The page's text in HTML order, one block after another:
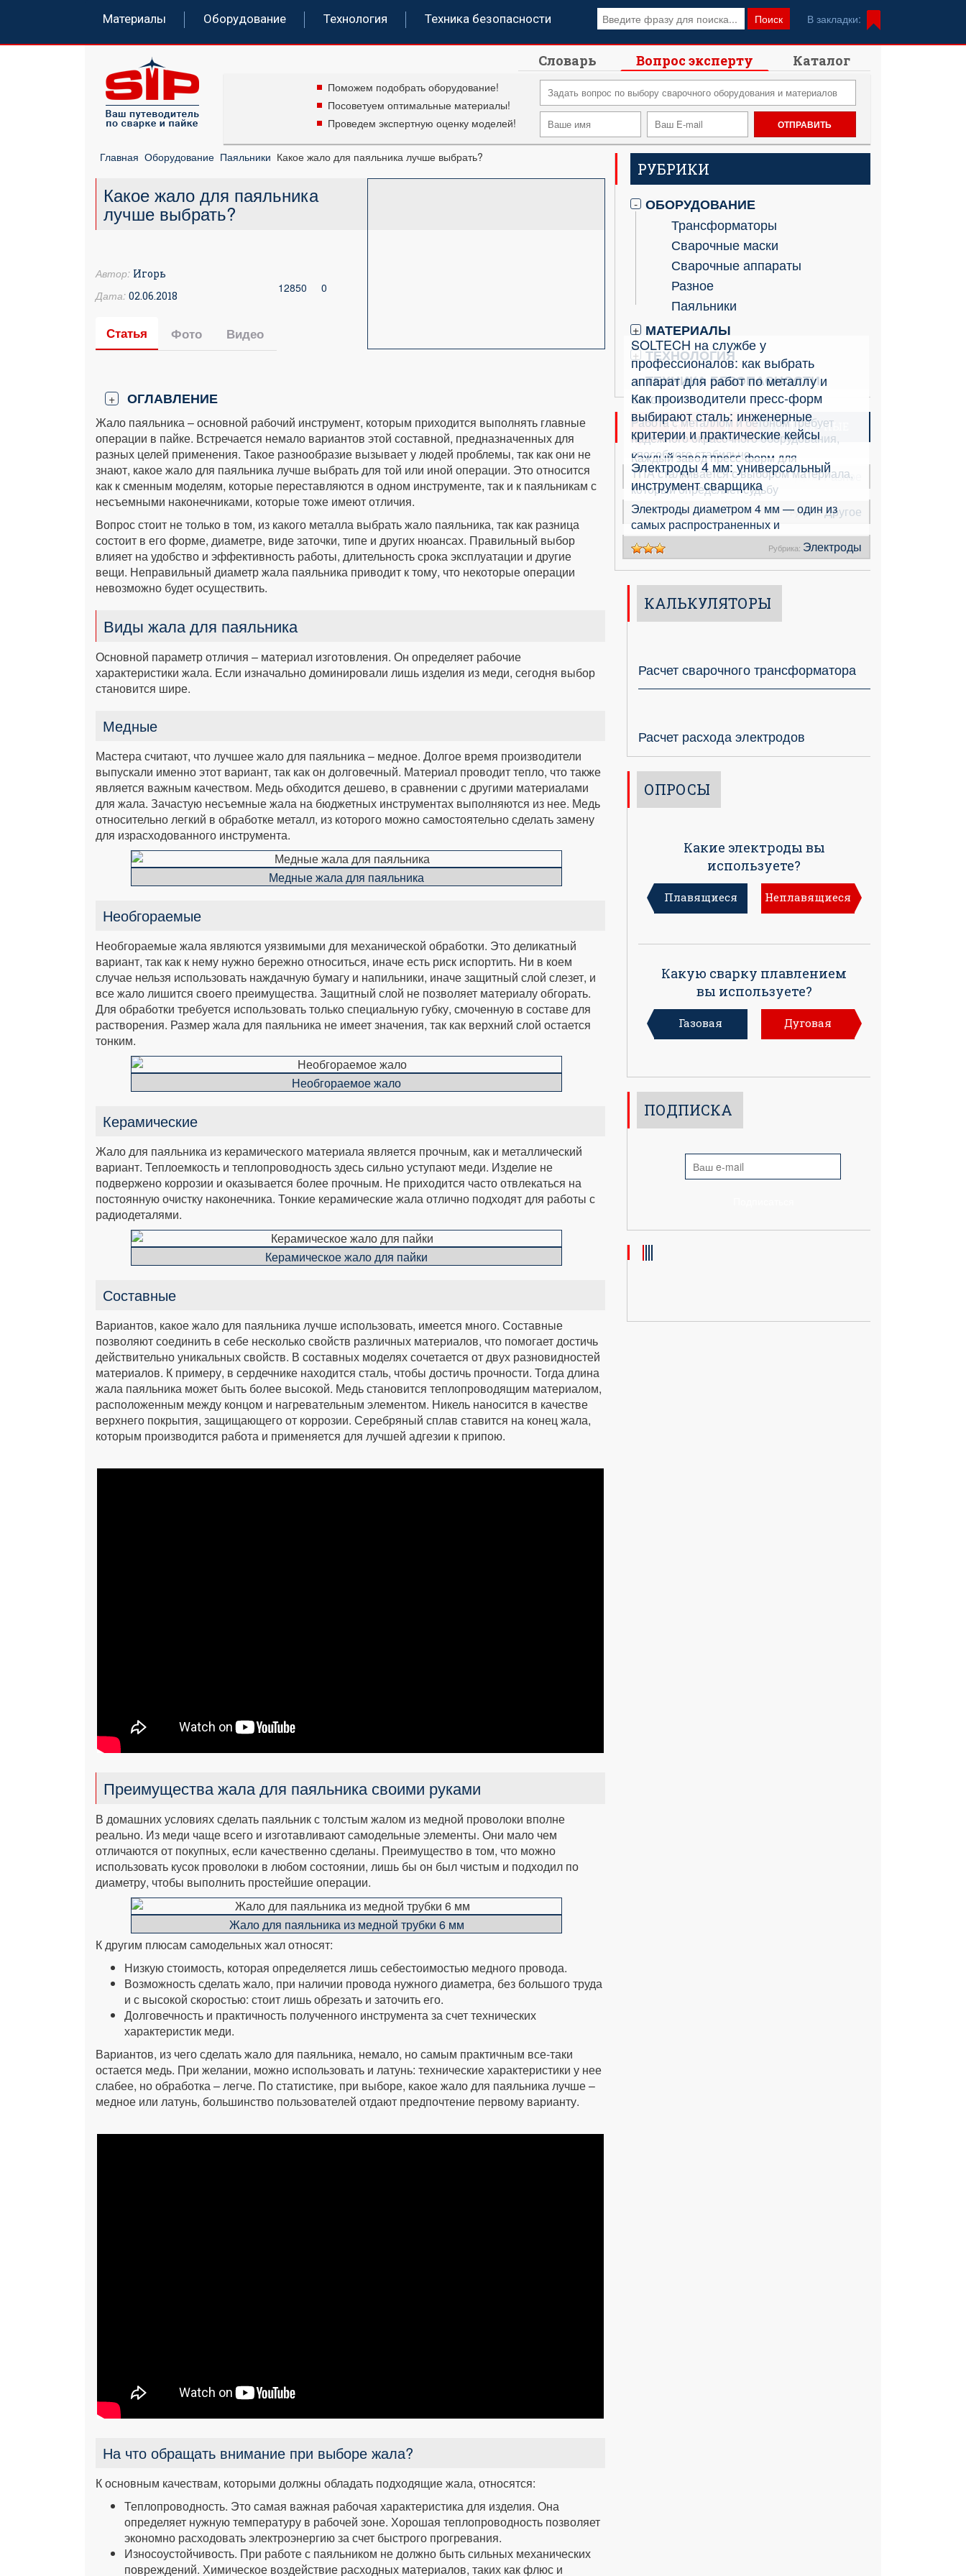
Материалы Оборудование Технология Техника безопасности Поиск В закладки:
Словарь Вопрос эксперту Каталог
Поможем подобрать оборудование!
Посоветуем оптимальные материалы!
Проведем экспертную оценку моделей!
Главная Оборудование Паяльники Какое жало для паяльника лучше выбрать?
Какое жало для паяльника
лучше выбрать?
Автор: Игорь
Дата: 02.06.2018
12850 0
Статья Фото Видео
+ ОГЛАВЛЕНИЕ
Жало паяльника – основной рабочий инструмент, которым приходится выполнять главные
операции в пайке. Встречается немало вариантов этой составной, предназначенных для
разных целей применения. Такое разнообразие вызывает у людей проблемы, так как они не
знают, какое жало для паяльника лучше выбрать для той или иной операции. Это относится
как к сменным моделям, которые переставляются в одном инструменте, так и к паяльникам с
несъемными наконечниками, которые тоже имеют отличия.
Вопрос стоит не только в том, из какого металла выбрать жало паяльника, так как разница
состоит в его форме, диаметре, виде заточки, типе и других нюансах. Правильный выбор
влияет на удобство и эффективность работы, длительность срока эксплуатации и другие
вещи. Неправильный диаметр жала паяльника приводит к тому, что некоторые операции
невозможно будет осуществить.
Виды жала для паяльника
Основной параметр отличия – материал изготовления. Он определяет рабочие
характеристики жала. Если изначально доминировали лишь изделия из меди, сегодня выбор
становится шире.
Медные
Мастера считают, что лучшее жало для паяльника – медное. Долгое время производители
выпускали именно этот вариант, так как он долговечный. Материал проводит тепло, что также
является важным качеством. Медь обходится дешево, в сравнении с другими материалами
для жала. Зачастую несъемные жала на бюджетных инструментах выполняются из нее. Медь
относительно легкий в обработке металл, из которого можно самостоятельно сделать замену
для израсходованного инструмента.
Медные жала для паяльника
Необгораемые
Необгораемые жала являются уязвимыми для механической обработки. Это деликатный
вариант, так как к нему нужно бережно относиться, иначе есть риск испортить. Ни в коем
случае нельзя использовать наждачную бумагу и напильники, иначе защитный слой слезет, и
все жало лишится своего преимущества. Защитный слой не позволяет материалу обгорать.
Для обработки требуется использовать только специальную губку, смоченную в составе для
растворения. Размер жала для паяльника не имеет значения, так как верхний слой остается
тонким.
Необгораемое жало
Керамические
Жало для паяльника из керамического материала является прочным, как и металлический
вариант. Теплоемкость и теплопроводность здесь сильно уступают меди. Изделие не
подвержено коррозии и оказывается более прочным. Не приходится часто отвлекаться на
постоянную очистку наконечника. Тонкие керамические жала отлично подходят для работы с
радиодеталями.
Керамическое жало для пайки
Составные
Вариантов, какое жало для паяльника лучше использовать, имеется много. Составные
позволяют соединить в себе несколько свойств различных материалов, что помогает достичь
действительно уникальных свойств. В составных моделях сочетается от двух разновидностей
материалов. К примеру, в сердечнике находится сталь, чтобы достичь прочности. Тогда длина
жала паяльника может быть более высокой. Медь становится теплопроводящим материалом,
расположенным между концом и нагревательным элементом. Никель наносится в качестве
верхнего покрытия, защищающего от коррозии. Серебряный сплав ставится на конец жала,
которым производится работа и применяется для лучшей адгезии к припою.
Преимущества жала для паяльника своими руками
В домашних условиях сделать паяльник с толстым жалом из медной проволоки вполне
реально. Из меди чаще всего и изготавливают самодельные элементы. Они мало чем
отличаются от покупных, если качественно сделаны. Преимущество в том, что можно
использовать кусок проволоки в любом состоянии, лишь бы он был чистым и подходил по
диаметру, чтобы выполнить простейшие операции.
Жало для паяльника из медной трубки 6 мм
К другим плюсам самодельных жал относят:
Низкую стоимость, которая определяется лишь себестоимостью медного провода.
Возможность сделать жало, при наличии провода нужного диаметра, без большого труда
и с высокой скоростью: стоит лишь обрезать и заточить его.
Долговечность и практичность полученного инструмента за счет технических
характеристик меди.
Вариантов, из чего сделать жало для паяльника, немало, но самым практичным все-таки
остается медь. При желании, можно использовать и латунь: технические характеристики у нее
слабее, но обработка – легче. По статистике, при выборе, какое жало для паяльника лучше –
медное или латунь, большинство пользователей отдают предпочтение первому варианту.
На что обращать внимание при выборе жала?
К основным качествам, которыми должны обладать подходящие жала, относятся:
Теплопроводность. Это самая важная рабочая характеристика для изделия. Она
определяет нужную температуру в рабочей зоне. Хорошая теплопроводность позволяет
экономно расходовать электроэнергию за счет быстрого прогревания.
Износоустойчивость. При работе с паяльником не должно быть сильных механических
повреждений. Химическое воздействие расходных материалов, таких как флюс и
РУБРИКИ
- ОБОРУДОВАНИЕ
Трансформаторы
Сварочные маски
Сварочные аппараты
Разное
Паяльники
+ МАТЕРИАЛЫ
+ ТЕХНОЛОГИЯ
ТЕХНИКА БЕЗОПАСНОСТИ
НОВЫЕ ПОПУЛЯРНЫЕ
SOLTECH на службе у
профессионалов: как выбрать
аппарат для работ по металлу и
бетону
Работа с металлом и бетоном требует
надёжного окрасочного оборудования,
способного стабильно
Рубрика:Разное
Как производители пресс-форм
выбирают сталь: инженерные
критерии и практические кейсы
Каждый завод пресс-форм для
ТПА сталкивается с выбором материала,
который определяет судьбу
Рубрика:Другое
Электроды 4 мм: универсальный
инструмент сварщика
Электроды диаметром 4 мм — один из
самых распространенных и
Рубрика: Электроды
КАЛЬКУЛЯТОРЫ
Расчет сварочного трансформатора
Расчет расхода электродов
ОПРОСЫ
Какие электроды вы
используете?
Плавящиеся Неплавящиеся
Какую сварку плавлением
вы используете?
Газовая Дуговая
ПОДПИСКА